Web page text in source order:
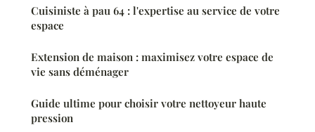
Cuisiniste à pau 64 : l'expertise au service de votre
espace
Extension de maison : maximisez votre espace de
vie sans déménager
Guide ultime pour choisir votre nettoyeur haute
pression